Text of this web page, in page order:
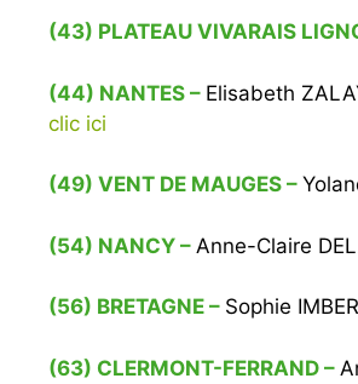
(43) PLATEAU VIVARAIS
(44) NANTES – Elisabeth
clic ici
(49) VENT DE MAUGES –
(54) NANCY – Anne-Claire
(56) BRETAGNE – Sophie
(63) CLERMONT-FERRAND –